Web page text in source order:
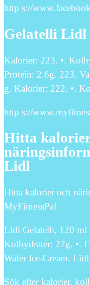
http s://
Gelatelli Lidl
Kalorier: 223. •.
Protein: 2.6g. 223.
g. Kalorier: 222. •.
http s://
Hitta
Lidl
Hitta kalorier och
MyFitnessPal
Lidl Gelatelli, 120 ml
Kolhydrater: 27g. •.
Wafer Ice-Cream.
Sök efter kalorier,